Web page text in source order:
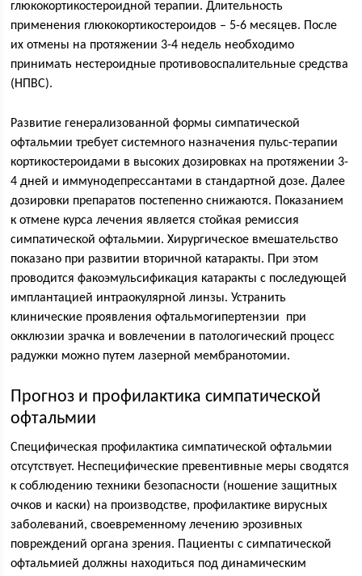
глюкокортикостероидной терапии. Длительность
применения глюкокортикостероидов – 5-6 месяцев. После
их отмены на протяжении 3-4 недель необходимо
принимать нестероидные противовоспалительные средства
(НПВС).
Развитие генерализованной формы симпатической
офтальмии требует системного назначения пульс-терапии
кортикостероидами в высоких дозировках на протяжении 3-
4 дней и иммунодепрессантами в стандартной дозе. Далее
дозировки препаратов постепенно снижаются. Показанием
к отмене курса лечения является стойкая ремиссия
симпатической офтальмии. Хирургическое вмешательство
показано при развитии вторичной катаракты. При этом
проводится факоэмульсификация катаракты с последующей
имплантацией интраокулярной линзы. Устранить
клинические проявления офтальмогипертензии при
окклюзии зрачка и вовлечении в патологический процесс
радужки можно путем лазерной мембранотомии.
Прогноз и профилактика симпатической
офтальмии
Специфическая профилактика симпатической офтальмии
отсутствует. Неспецифические превентивные меры сводятся
к соблюдению техники безопасности (ношение защитных
очков и каски) на производстве, профилактике вирусных
заболеваний, своевременному лечению эрозивных
повреждений органа зрения. Пациенты с симпатической
офтальмией должны находиться под динамическим